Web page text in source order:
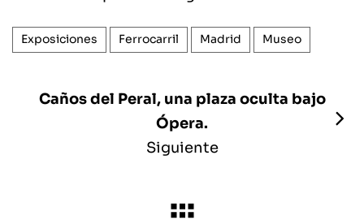
Exposiciones Ferrocarril Madrid Museo
Caños del Peral, una plaza oculta bajo
Ópera.
Siguiente